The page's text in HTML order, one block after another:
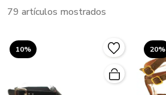
79 artículos mostrados
10% 20%